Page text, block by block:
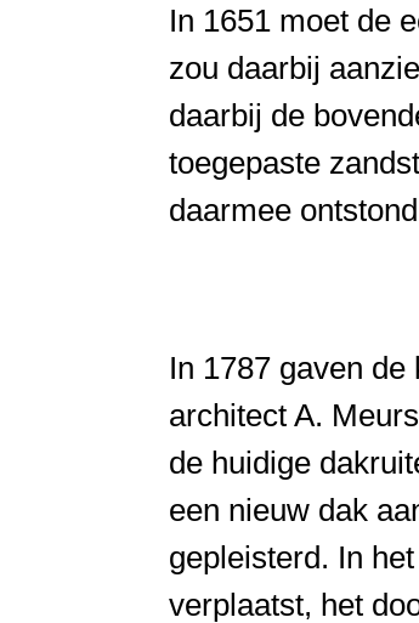
In 1651 moet de
zou daarbij
daarbij de
toegepaste
daarmee
In 1787 gaven
architect A.
de huidige
een nieuw dak
gepleisterd. In
verplaatst, het